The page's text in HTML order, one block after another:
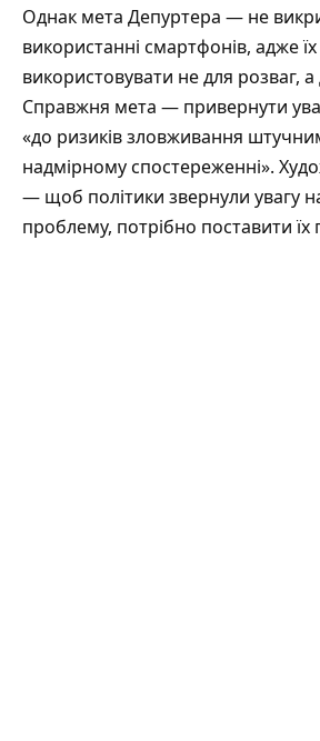
Однак мета Депуртера — не
використанні смартфонів, адже
використовувати не для розваг,
Справжня мета — привернути
«до ризиків зловживання
надмірному спостереженні».
— щоб політики звернули увагу
проблему, потрібно поставити їх